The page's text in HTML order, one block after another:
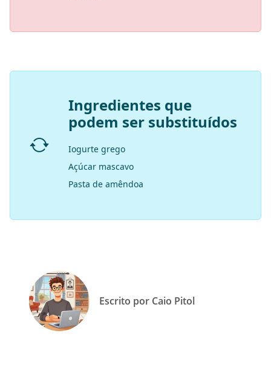
Ingredientes que
podem ser substituídos
Iogurte grego
Açúcar mascavo
Pasta de amêndoa
Escrito por Caio Pitol